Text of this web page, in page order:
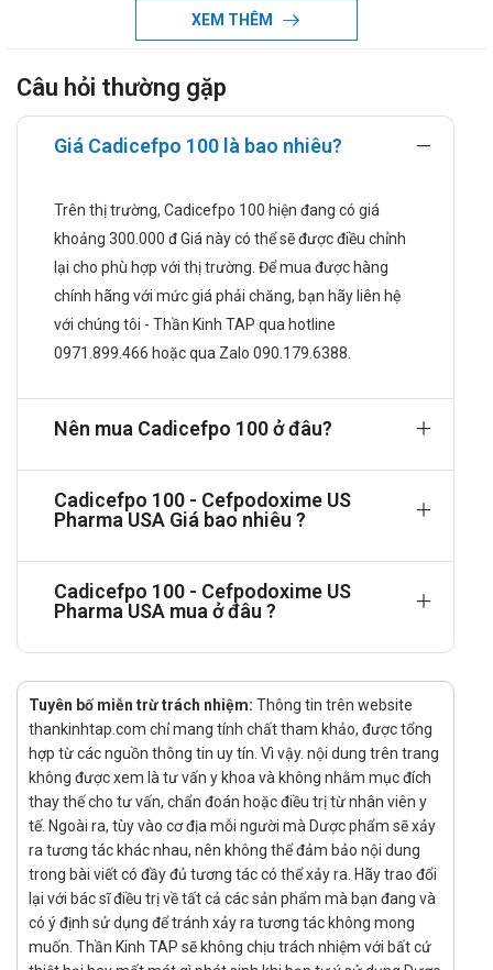
Viêm phổi mắc phải cộng đồng gây ra bởi S. pneumoniae
hoặc H. Influenzae (bao gồm các chủng tạo beta-
Đợt cấp của viêm phế quản mạn gây ra bởi S. pneumoniae,
H. influenzae (chỉ có các chủng không sinh beta-
lactamase) hoặc M. catarrhalis.
penicilinase).
Nhiễm trùng hậu môn-trực tràng cấp, không biến chứng ở
phụ nữ do Neisseria gonorrhoeae (kể cả các chủng sinh
penicilinase).
Nhiễm trùng da và cấu trúc da không biến chứng do
Staphylococcus aureus (bao gồm các chủng sinh
các chủng sản sinh beta-lactamase), Streptococcus
Nhiễm trùng đường tiết niệu không biến chứng (viêm bàng
quang) gây ra bởi Escherichia coli, Klebsiella pneumoniae,
Liều dùng và cách dùng:
Dùng bằng cách hòa bột thuốc vào một lượng nước vừa
đủ (khoảng 100 ml).
Không dùng sữa, trà, cà phê hoặc các thức uống có ga, có
cồn hoặc calcium để pha thuốc. Nên uống cefpodoxim
cùng thức ăn để tăng sự hấp thu của thuốc qua đường
tiêu hóa. sau khi pha xong, nếu không sử dụng ngay, hỗn
dịch phải được đậy kín, cất trong tủ lạnh từ 2°đến 8°C. Lắc
đều trước khi sử dụng. Hỗn dịch có thể bảo quản được
trong 14 ngày.
Liều cho người lớn và trẻ em trên 12 tuổi:
Viêm họng và/hoặc viêm amiđan: 100 mg mỗi 12 giờ,
200 mg/ngày, điều trị 5 - 10 ngày.
XEM THÊM
Câu hỏi thường gặp
Giá Cadicefpo 100 là bao nhiêu?
Trên thị trường, Cadicefpo 100 hiện đang có giá
khoảng 300.000 đ Giá này có thể sẽ được điều chỉnh
lại cho phù hợp với thị trường. Để mua được hàng
chính hãng với mức giá phải chăng, bạn hãy liên hệ
với chúng tôi - Thần Kinh TAP qua hotline
0971.899.466 hoặc qua Zalo 090.179.6388.
Nên mua Cadicefpo 100 ở đâu?
Cadicefpo 100 - Cefpodoxime US
Pharma USA Giá bao nhiêu ?
Cadicefpo 100 - Cefpodoxime US
Pharma USA mua ở đâu ?
Tuyên bố miễn trừ trách nhiệm: Thông tin trên website
thankinhtap.com chỉ mang tính chất tham khảo, được tổng
hợp từ các nguồn thông tin uy tín. Vì vậy. nội dung trên trang
không được xem là tư vấn y khoa và không nhằm mục đích
thay thế cho tư vấn, chẩn đoán hoặc điều trị từ nhân viên y
tế. Ngoài ra, tùy vào cơ địa mỗi người mà Dược phẩm sẽ xảy
ra tương tác khác nhau, nên không thể đảm bảo nội dung
trong bài viết có đầy đủ tương tác có thể xảy ra. Hãy trao đổi
lại với bác sĩ điều trị về tất cả các sản phẩm mà bạn đang và
có ý định sử dụng để tránh xảy ra tương tác không mong
muốn. Thần Kinh TAP sẽ không chịu trách nhiệm với bất cứ